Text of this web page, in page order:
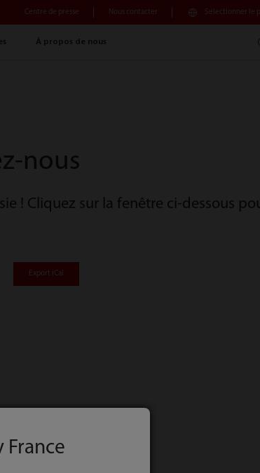
À propos de nous
Centre de presse Nous contacter Sélectionner le
nous
! Cliquez sur la fenêtre ci-dessous
Export iCal
France